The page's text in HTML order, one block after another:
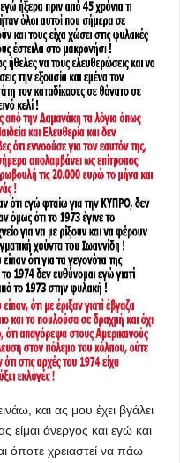
και ας μου έχει βγάλει
είμαι άνεργος και εγώ και
όποτε χρειαστεί να πάω